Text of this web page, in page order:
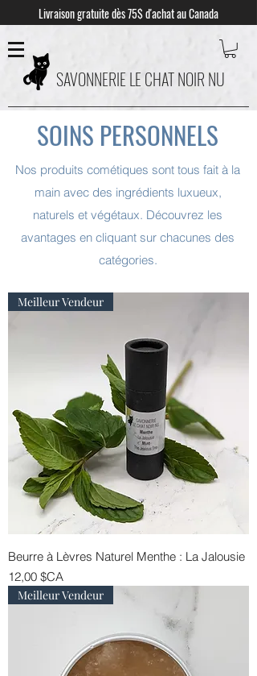
Livraison gratuite dès 75$ d'achat au Canada
SAVONNERIE LE CHAT NOIR NU
SOINS PERSONNELS
Nos produits cométiques sont tous fait à la
main avec des ingrédients luxueux,
naturels et végétaux. Découvrez les
avantages en cliquant sur chacunes des
catégories.
Meilleur Vendeur
Beurre à Lèvres Naturel Menthe : La Jalousie
Prix
12,00 $CA
Meilleur Vendeur